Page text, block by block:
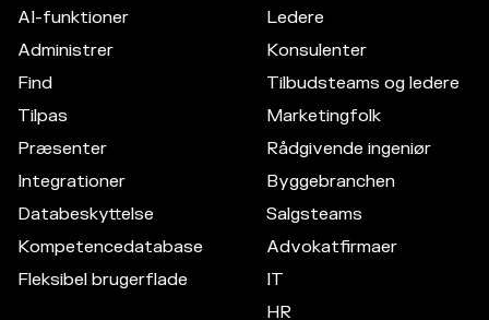
AI-funktioner
Administrer
Find
Tilpas
Præsenter
Integrationer
Databeskyttelse
Kompetencedatabase
Fleksibel brugerflade
Ledere
Konsulenter
Tilbudsteams og ledere
Marketingfolk
Rådgivende ingeniør
Byggebranchen
Salgsteams
Advokatfirmaer
IT
HR